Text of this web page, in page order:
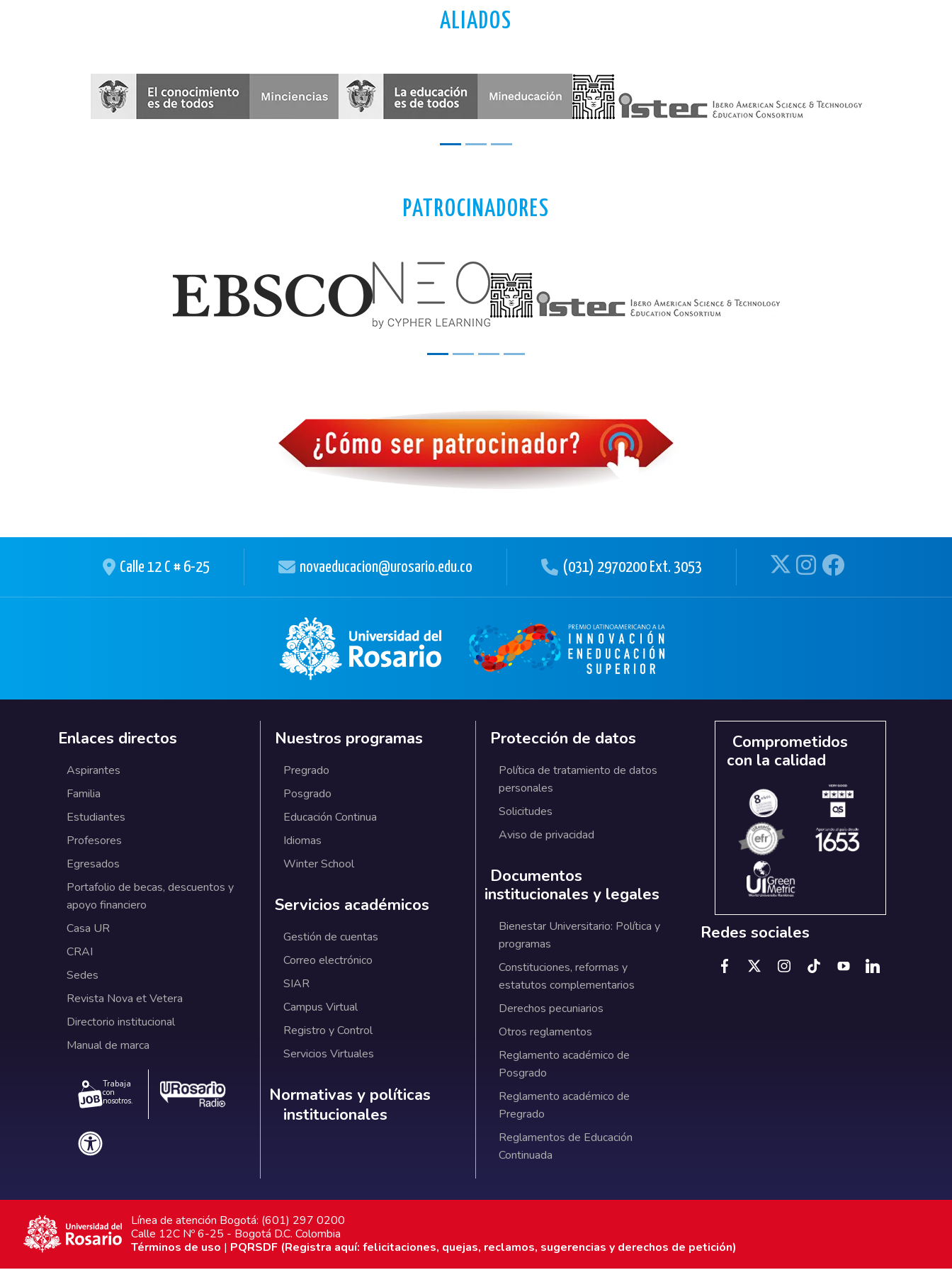
ALIADOS
PATROCINADORES
Calle 12 C # 6-25 novaeducacion@urosario.edu.co (031) 2970200 Ext. 3053
Enlaces directos
Aspirantes
Familia
Estudiantes
Profesores
Egresados
Portafolio de becas, descuentos y
apoyo financiero
Casa UR
CRAI
Sedes
Revista Nova et Vetera
Directorio institucional
Manual de marca
Trabaja
con
nosotros.
Nuestros programas
Pregrado
Posgrado
Educación Continua
Idiomas
Winter School
Servicios académicos
Gestión de cuentas
Correo electrónico
SIAR
Campus Virtual
Registro y Control
Servicios Virtuales
Normativas y políticas institucionales
Normativas y políticas
institucionales
Protección de datos
Política de tratamiento de datos
personales
Solicitudes
Aviso de privacidad
Documentos
institucionales y legales
Bienestar Universitario: Política y
programas
Constituciones, reformas y
estatutos complementarios
Derechos pecuniarios
Otros reglamentos
Reglamento académico de
Posgrado
Reglamento académico de
Pregrado
Reglamentos de Educación
Continuada
Comprometidos
con la calidad
Redes sociales
Línea de atención Bogotá: (601) 297 0200
Calle 12C Nº 6-25 - Bogotá D.C. Colombia
Términos de uso | PQRSDF (Registra aquí: felicitaciones, quejas, reclamos, sugerencias y derechos de petición)